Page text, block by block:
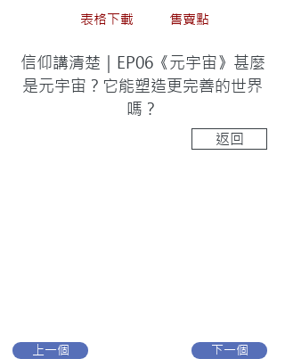
表格下載
售賣點
信仰講清楚｜EP06《元宇宙》甚麼
是元宇宙？它能塑造更完善的世界
嗎？
返回
上一個 下一個